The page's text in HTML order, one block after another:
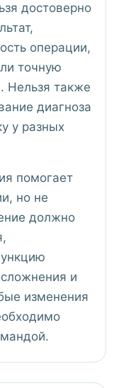
достоверно
операции,
точную
Нельзя также
диагноза
у разных
помогает
но не
должно
и
изменения